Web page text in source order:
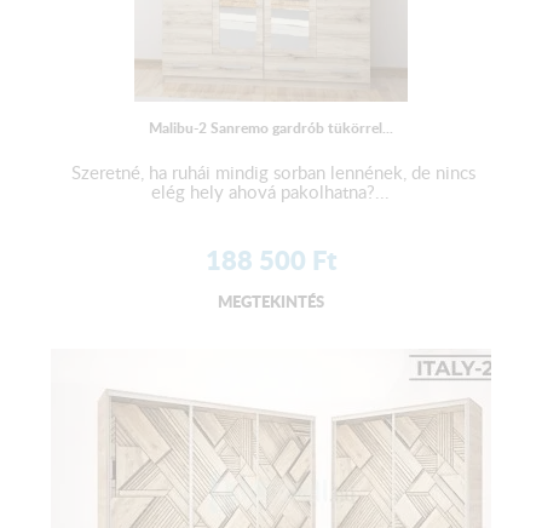
Malibu-2 Sanremo gardrób tükörrel...
Szeretné, ha ruhái mindig sorban lennének, de nincs
elég hely ahová pakolhatna?...
188 500 Ft
MEGTEKINTÉS